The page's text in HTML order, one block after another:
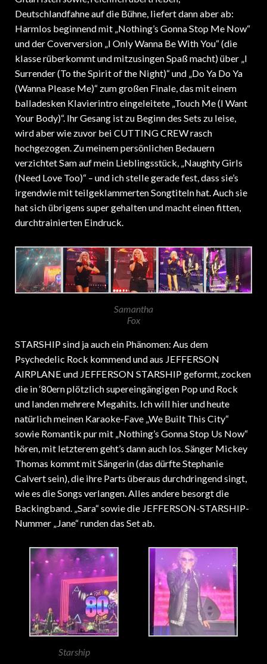
Deutschlandfahne auf die Bühne, liefert dann aber ab:
Harmlos beginnend mit „Nothing’s Gonna Stop Me Now“
und der Coverversion „I Only Wanna Be With You“ (die
klasse rüberkommt und mitzusingen Spaß macht) über „I
Surrender (To the Spirit of the Night)“ und „Do Ya Do Ya
(Wanna Please Me)“ zum großen Finale, das mit einem
balladesken Klavierintro eingeleitete „Touch Me (I Want
Your Body)“. Ihr Gesang ist zu Beginn des Sets zu leise,
wird aber wie zuvor bei CUTTING CREW rasch
hochgezogen. Zu meinem persönlichen Bedauern
verzichtet Sam auf mein Lieblingsstück, „Naughty Girls
(Need Love Too)“ – und ich stelle gerade fest, dass sie’s
irgendwie mit teilgeklammerten Songtiteln hat. Auch sie
hat sich übrigens super gehalten und macht einen fitten,
durchtrainierten Eindruck.
Samantha
Fox
STARSHIP sind ja auch ein Phänomen: Aus dem
Psychedelic Rock kommend und aus JEFFERSON
AIRPLANE und JEFFERSON STARSHIP geformt, zocken
die in ‘80ern plötzlich supereingängigen Pop und Rock
und landen mehrere Megahits. Ich will hier und heute
natürlich meinen Karaoke-Fave „We Built This City“
sowie Romantik pur mit „Nothing’s Gonna Stop Us Now“
hören, mit letzterem geht’s dann auch los. Sänger Mickey
Thomas kommt mit Sängerin (das dürfte Stephanie
Calvert sein), die ihre Parts überaus durchdringend singt,
wie es die Songs verlangen. Alles andere besorgt die
Backingband. „Sara“ sowie die JEFFERSON-STARSHIP-
Nummer „Jane“ runden das Set ab.